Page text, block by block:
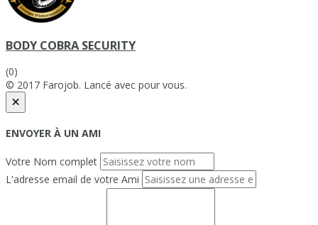
BODY COBRA SECURITY
(0)
© 2017 Farojob. Lancé avec pour vous.
×
ENVOYER À UN AMI
Votre Nom complet
L'adresse email de votre Ami